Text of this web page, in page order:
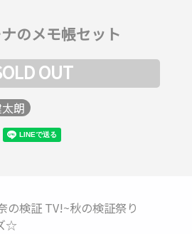
のメモ帳セット
OUT
朗
の検証 TV!~秋の検証祭り
☆